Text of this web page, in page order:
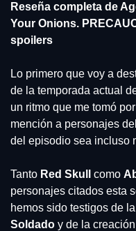
Reseña completa de
Your Onions.
spoilers
Lo primero que voy a
de la temporada actual
un ritmo que me tomó
mención a personajes del
del episodio sea incluso
Tanto Red Skull como
personajes citados esta
hemos sido testigos de
Soldado y de la creación